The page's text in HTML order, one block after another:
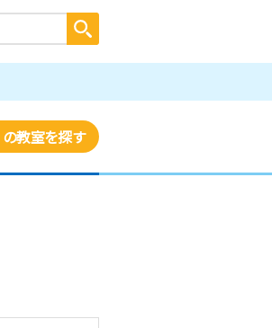
教室を探す